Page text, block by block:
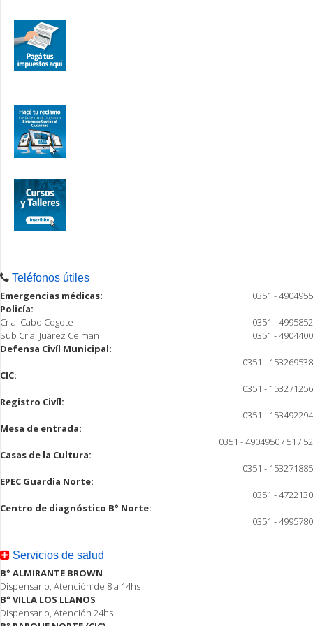
Teléfonos útiles
Emergencias médicas:
0351 - 4904955
Policía:
Cria. Cabo Cogote
0351 - 4995852
Sub Cria. Juárez Celman
0351 - 4904400
Defensa Civíl Municipal:
0351 - 153269538
CIC:
0351 - 153271256
Registro Civíl:
0351 - 153492294
Mesa de entrada:
0351 - 4904950 / 51 / 52
Casas de la Cultura:
0351 - 153271885
EPEC Guardia Norte:
0351 - 4722130
Centro de diagnóstico B° Norte:
0351 - 4995780
Servicios de salud
B° ALMIRANTE BROWN
Dispensario, Atención de 8 a 14hs
B° VILLA LOS LLANOS
Dispensario, Atención 24hs